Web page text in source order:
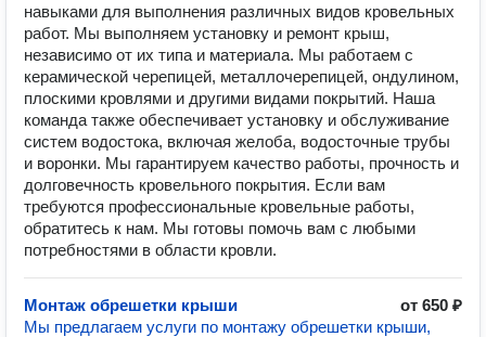
навыками для выполнения различных видов кровельных
работ. Мы выполняем установку и ремонт крыш,
независимо от их типа и материала. Мы работаем с
керамической черепицей, металлочерепицей, ондулином,
плоскими кровлями и другими видами покрытий. Наша
команда также обеспечивает установку и обслуживание
систем водостока, включая желоба, водосточные трубы
и воронки. Мы гарантируем качество работы, прочность и
долговечность кровельного покрытия. Если вам
требуются профессиональные кровельные работы,
обратитесь к нам. Мы готовы помочь вам с любыми
потребностями в области кровли.
Монтаж обрешетки крыши
от 650 ₽
Мы предлагаем услуги по монтажу обрешетки крыши,